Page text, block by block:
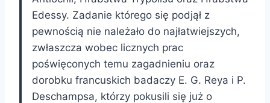
Edessy. Zadanie którego się podjął z
pewnością nie należało do najłatwiejszych,
zwłaszcza wobec licznych prac
poświęconych temu zagadnieniu oraz
dorobku francuskich badaczy E. G. Reya i P.
Deschampsa, którzy pokusili się już o